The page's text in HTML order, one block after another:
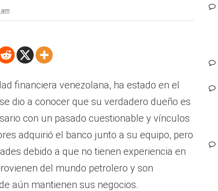
financiera venezolana, ha estado en el
dio a conocer que su verdadero dueño es
con un pasado cuestionable y vínculos
adquirió el banco junto a su equipo, pero
debido a que no tienen experiencia en
del mundo petrolero y son
aún mantienen sus negocios.